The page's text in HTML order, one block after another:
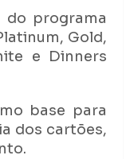
do programa
Gold,
e Dinners
base para
dos cartões,